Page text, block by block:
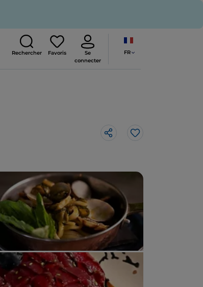
Rechercher Favoris
Se
connecter
FR
J’aime